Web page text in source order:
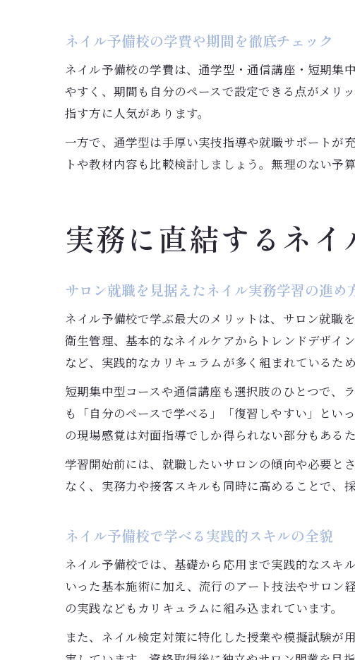
ネイル予備校の学費や期間を徹底チェック
ネイル予備校の学費は、通学型・通信講座・短期集
やすく、期間も自分のペースで設定できる点がメリ
指す方に人気があります。
一方で、通学型は手厚い実技指導や就職サポートが
トや教材内容も比較検討しましょう。無理のない予
実務に直結するネ
サロン就職を見据えたネイル実務学習の進め
ネイル予備校で学ぶ最大のメリットは、サロン就職
衛生管理、基本的なネイルケアからトレンドデザイ
など、実践的なカリキュラムが多く組まれているた
短期集中型コースや通信講座も選択肢のひとつで、
も「自分のペースで学べる」「復習しやすい」とい
の現場感覚は対面指導でしか得られない部分もある
学習開始前には、就職したいサロンの傾向や必要と
なく、実務力や接客スキルも同時に高めることで、
ネイル予備校で学べる実践的スキルの全貌
ネイル予備校では、基礎から応用まで実践的なスキ
いった基本施術に加え、流行のアート技法やサロン
の実践などもカリキュラムに組み込まれています。
また、ネイル検定対策に特化した授業や模擬試験が